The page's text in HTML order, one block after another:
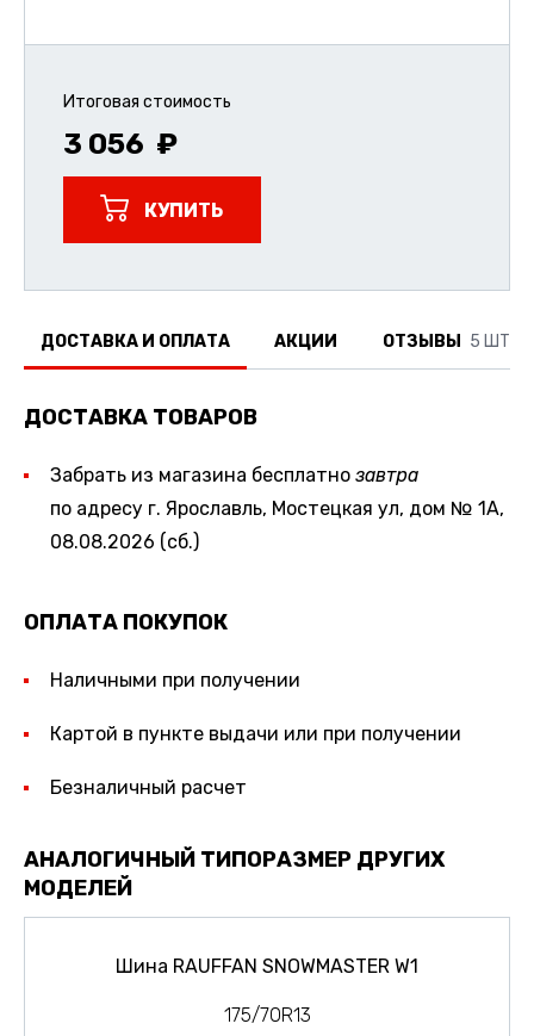
Итоговая стоимость
3 056
КУПИТЬ
ДОСТАВКА И ОПЛАТА АКЦИИ ОТЗЫВЫ 5 ШТ.
ДОСТАВКА ТОВАРОВ
Забрать из магазина бесплатно завтра
по адресу г. Ярославль, Мостецкая ул, дом № 1А,
08.08.2026 (сб.)
ОПЛАТА ПОКУПОК
Наличными при получении
Картой в пункте выдачи или при получении
Безналичный расчет
АНАЛОГИЧНЫЙ ТИПОРАЗМЕР ДРУГИХ
МОДЕЛЕЙ
Шина RAUFFAN SNOWMASTER W1
175/70R13